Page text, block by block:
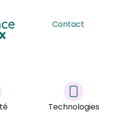
Contact
Technologies